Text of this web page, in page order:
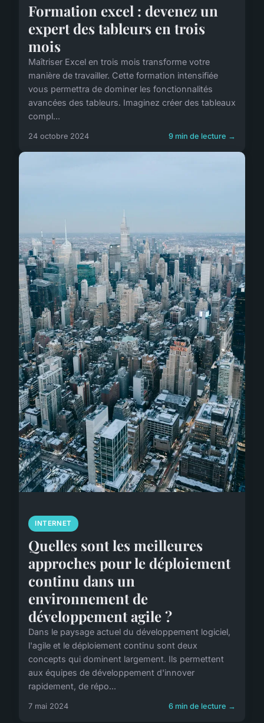
Formation excel : devenez un
expert des tableurs en trois
mois
Maîtriser Excel en trois mois transforme votre
manière de travailler. Cette formation intensifiée
vous permettra de dominer les fonctionnalités
avancées des tableurs. Imaginez créer des tableaux
compl...
24 octobre 2024 9 min de lecture →
INTERNET
Quelles sont les meilleures
approches pour le déploiement
continu dans un
environnement de
développement agile ?
Dans le paysage actuel du développement logiciel,
l'agile et le déploiement continu sont deux
concepts qui dominent largement. Ils permettent
aux équipes de développement d'innover
rapidement, de répo...
7 mai 2024 6 min de lecture →